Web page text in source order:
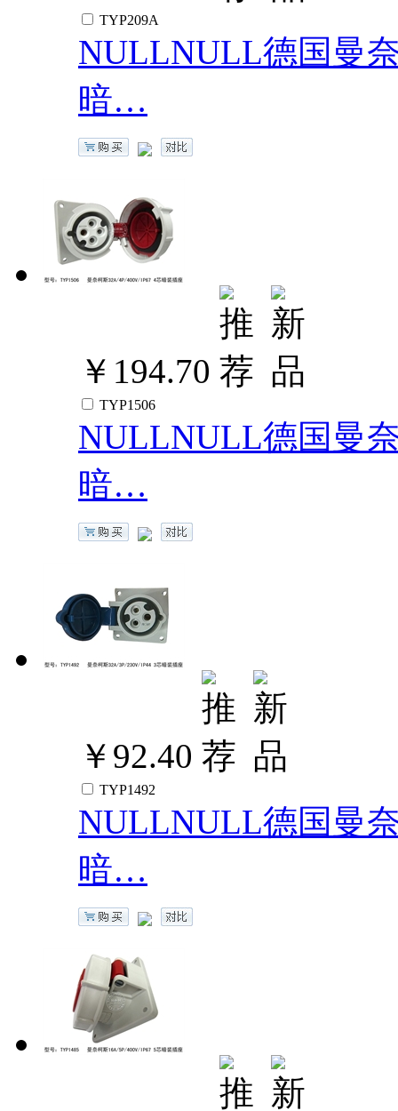
TYP209A
NULLNULL德国曼
暗…
￥194.70
TYP1506
NULLNULL德国曼
暗…
￥92.40
TYP1492
NULLNULL德国曼
暗…